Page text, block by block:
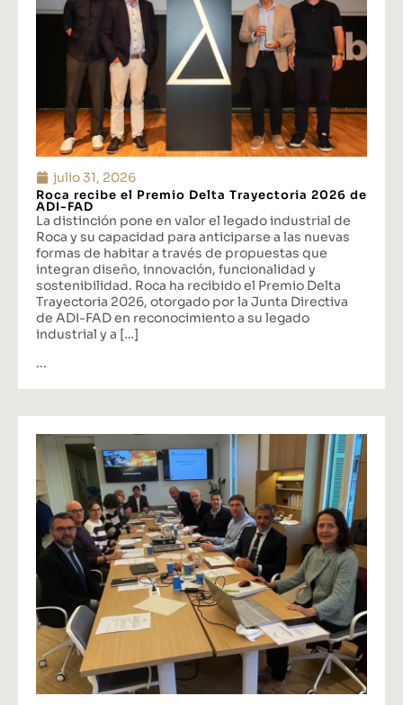
julio 31, 2026
Roca recibe el Premio Delta Trayectoria 2026 de
ADI-FAD
La distinción pone en valor el legado industrial de
Roca y su capacidad para anticiparse a las nuevas
formas de habitar a través de propuestas que
integran diseño, innovación, funcionalidad y
sostenibilidad. Roca ha recibido el Premio Delta
Trayectoria 2026, otorgado por la Junta Directiva
de ADI-FAD en reconocimiento a su legado
industrial y a […]
...